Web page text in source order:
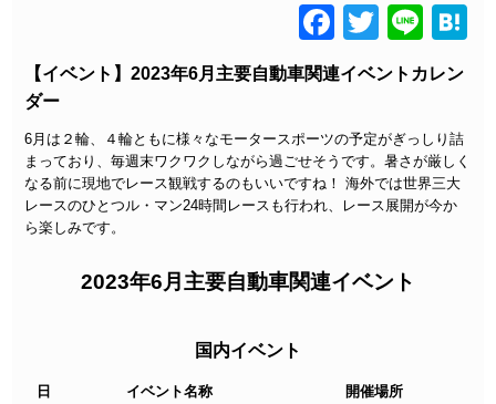
Facebook
Twitter
Line
【イベント】2023年6月主要自動車関連イベントカレン
ダー
6月は２輪、４輪ともに様々なモータースポーツの予定がぎっしり詰
まっており、毎週末ワクワクしながら過ごせそうです。暑さが厳しく
なる前に現地でレース観戦するのもいいですね！ 海外では世界三大
レースのひとつル・マン24時間レースも行われ、レース展開が今か
ら楽しみです。
2023年6月主要自動車関連イベント
国内イベント
日
イベント名称 開催場所